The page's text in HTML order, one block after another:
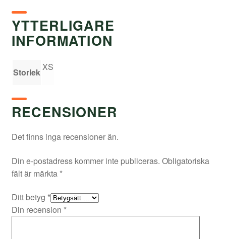
YTTERLIGARE
INFORMATION
StorlekXS
RECENSIONER
Det finns inga recensioner än.
Din e-postadress kommer inte publiceras. Obligatoriska
fält är märkta *
Ditt betyg *
Din recension *